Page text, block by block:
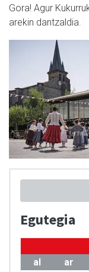
Gora! Agur
arekin dantzaldia.
Egutegia
al
ar